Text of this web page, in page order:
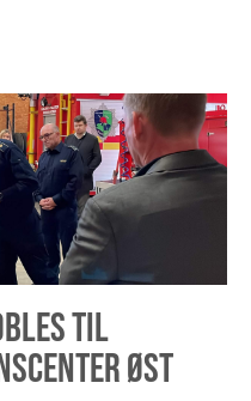
TIL
ØST